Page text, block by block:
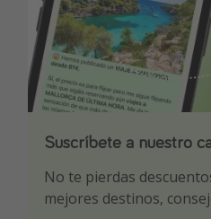
Suscríbete a nuestro
No te pierdas
mejores destinos,
Descarga nuestra app
Sé el primero en
¡Suscríbete a nuestro
¡Recibe las mejores
ti por nuestros expertos